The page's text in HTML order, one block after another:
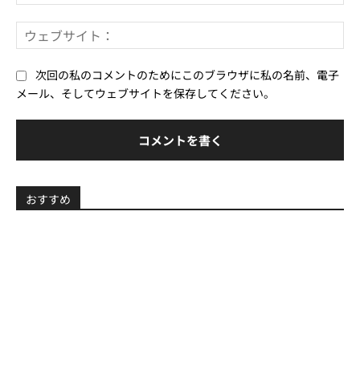
ー
*ェ
次回の私のコメントのためにこのブラウザに私の名前、電子
メール、そしてウェブサイトを保存してください。
おすすめ